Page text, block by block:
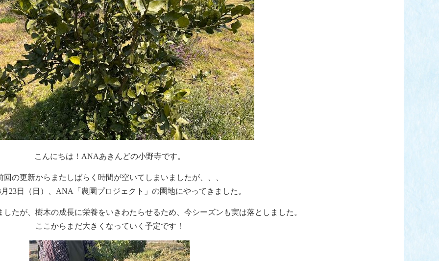
こんにちは！ANAあきんどの小野寺です。
回の更新からまたしばらく時間が空いてしまいましたが、、、
月23日（日）、ANA「農園プロジェクト」の園地にやってきました。
たが、樹木の成長に栄養をいきわたらせるため、今シーズンも実は落としました。
ここからまだ大きくなっていく予定です！